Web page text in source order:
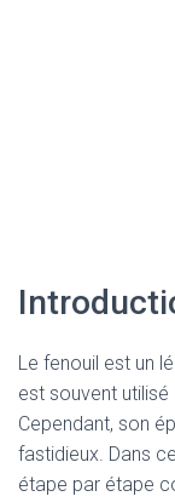
Le fenouil est un
est souvent
Cependant, son
fastidieux. Dans
étape par étape